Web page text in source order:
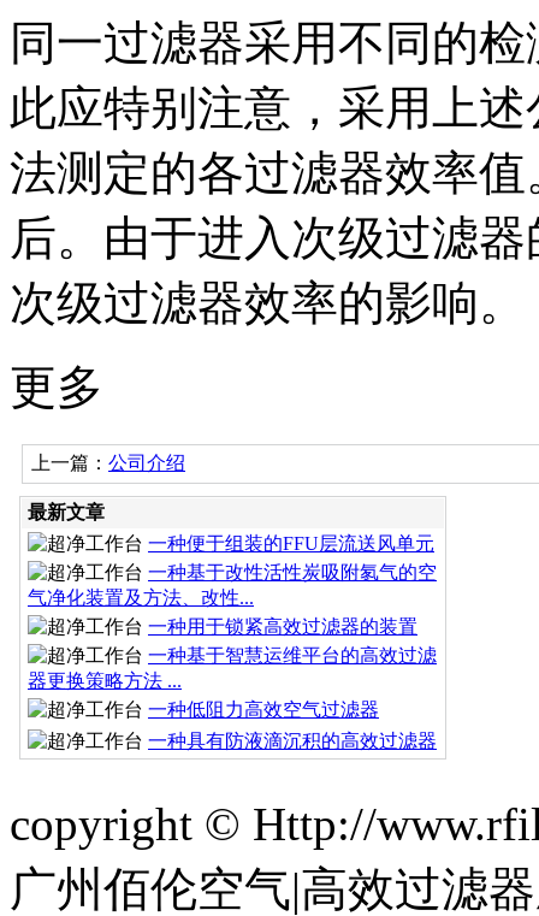
同一过滤器采用不同的
此应特别注意，采用上
法测定的各过滤器效率
后。由于进入次级过滤
次级过滤器效率的影响。
更多
上一篇： 公司介绍
最新文章
一种便于组装的FFU层流送风单元
一种基于改性活性炭吸附氡气的空
气净化装置及方法、改性...
一种用于锁紧高效过滤器的装置
一种基于智慧运维平台的高效过滤
器更换策略方法 ...
一种低阻力高效空气过滤器
一种具有防液滴沉积的高效过滤器
copyright © Http://
广州佰伦空气|高效过滤